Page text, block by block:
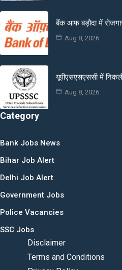
बैंक आफ बड़ौदा में
Aug 8, 2026
यूपीएसएसएससी में
Aug 8, 2026
Category
Bank Jobs News
Bihar Job Alert
Delhi Job Alert
Government Jobs
Police Vacancies
SSC Jobs
Disclaimer
Terms and Conditions